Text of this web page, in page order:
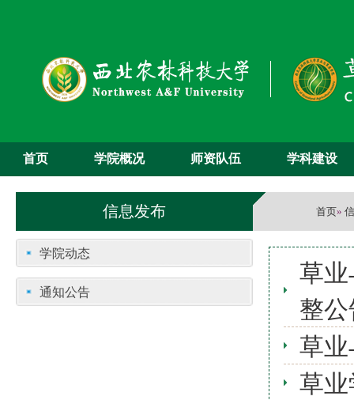
首页 学院概况 师资队伍 学科建设
信息发布 首页»
学院动态
通知公告
草
整
草
草